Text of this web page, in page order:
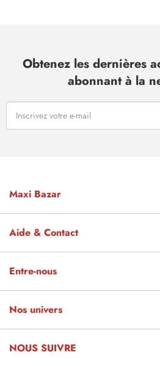
Obtenez les dernières
abonnant à la
Maxi Bazar
Aide & Contact
Entre-nous
Nos univers
NOUS SUIVRE